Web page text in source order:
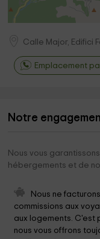
Calle Major, Edifici
Emplacement
Notre
Nous vous
hébergements et de
Nous ne
commissions aux
aux logements. C'est
nous vous offrons